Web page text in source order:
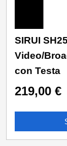
SIRUI
Video/
con Testa
219,00 €